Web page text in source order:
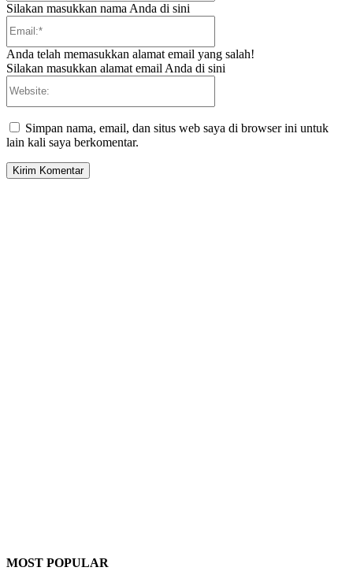
Silakan masukkan nama Anda di sini
Anda telah memasukkan alamat email yang salah!
Silakan masukkan alamat email Anda di sini
Simpan nama, email, dan situs web saya di browser ini untuk
lain kali saya berkomentar.
MOST POPULAR